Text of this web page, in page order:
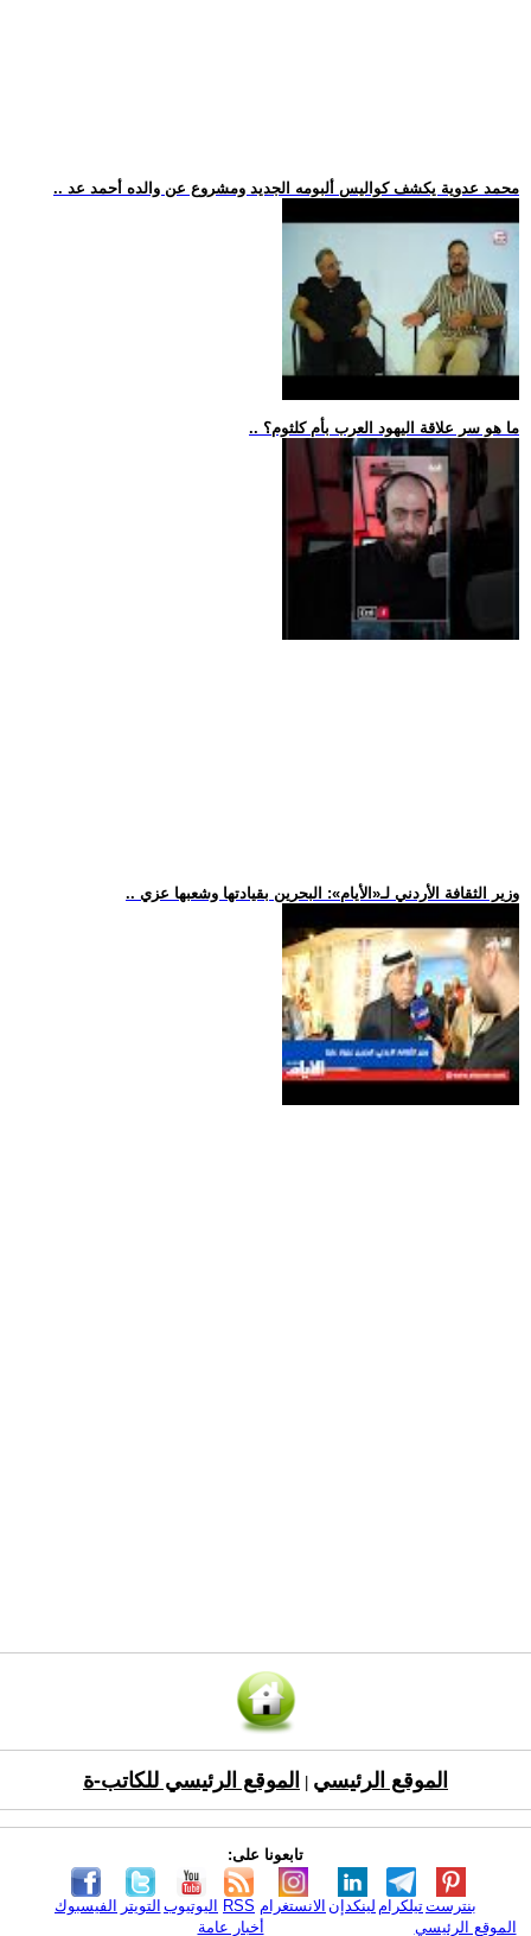
.. محمد عدوية يكشف كواليس ألبومه الجديد ومشروع عن والده أحمد عد
.. ما هو سر علاقة اليهود العرب بأم كلثوم؟
.. وزير الثقافة الأردني لـ«الأيام»: البحرين بقيادتها وشعبها عزي
الموقع الرئيسي الموقع الرئيسي للكاتب-ة
تابعونا على:
الفيسبوك التويتر اليوتيوب RSS الانستغرام لينكدإن تيلكرامبنترست
الموقع الرئيسي
أخبار عامة